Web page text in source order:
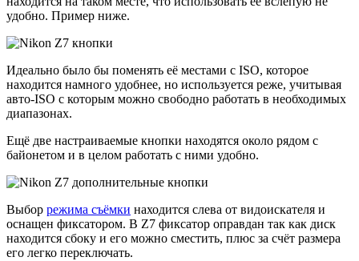
удобно. Пример ниже.
Идеально было бы поменять её местами с ISO, которое
находится намного удобнее, но используется реже, учитывая
авто-ISO с которым можно свободно работать в необходимых
диапазонах.
Ещё две настраиваемые кнопки находятся около рядом с
байонетом и в целом работать с ними удобно.
Выбор режима съёмки находится слева от видоискателя и
оснащен фиксатором. В Z7 фиксатор оправдан так как диск
находится сбоку и его можно сместить, плюс за счёт размера
его легко переключать.